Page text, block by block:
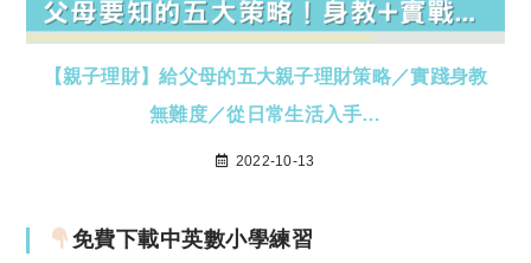
【親子理財】給父母的五大親子理財策略／實踐身教
無難度／從日常生活入手…
2022-10-13
免費下載中英數小學練習